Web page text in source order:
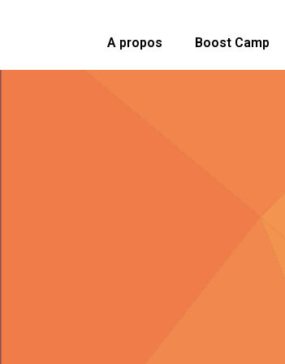
A propos Boost Camp